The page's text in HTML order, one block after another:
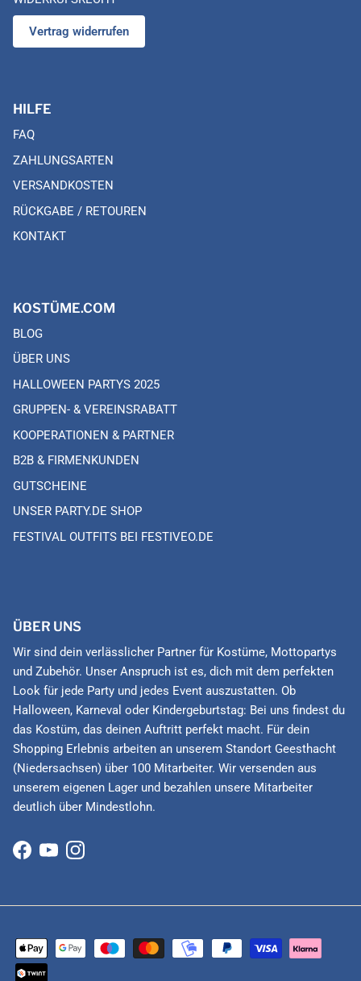
Vertrag widerrufen
HILFE
FAQ
ZAHLUNGSARTEN
VERSANDKOSTEN
RÜCKGABE / RETOUREN
KONTAKT
KOSTÜME.COM
BLOG
ÜBER UNS
HALLOWEEN PARTYS 2025
GRUPPEN- & VEREINSRABATT
KOOPERATIONEN & PARTNER
B2B & FIRMENKUNDEN
GUTSCHEINE
UNSER PARTY.DE SHOP
FESTIVAL OUTFITS BEI FESTIVEO.DE
ÜBER UNS
Wir sind dein verlässlicher Partner für Kostüme, Mottopartys
und Zubehör. Unser Anspruch ist es, dich mit dem perfekten
Look für jede Party und jedes Event auszustatten. Ob
Halloween, Karneval oder Kindergeburtstag: Bei uns findest du
das Kostüm, das deinen Auftritt perfekt macht. Für dein
Shopping Erlebnis arbeiten an unserem Standort Geesthacht
(Niedersachsen) über 100 Mitarbeiter. Wir versenden aus
unserem eigenen Lager und bezahlen unsere Mitarbeiter
deutlich über Mindestlohn.
Facebook
YouTubeInstagram